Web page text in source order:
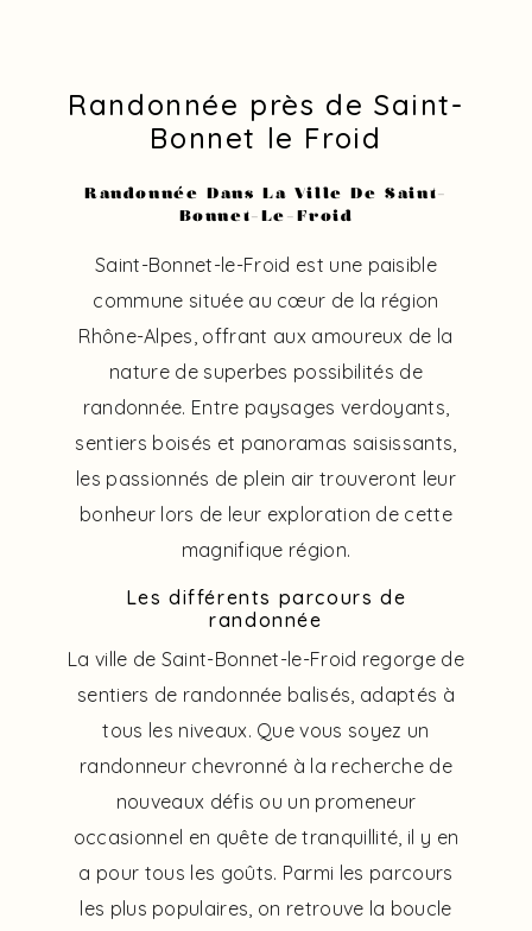
Randonnée près de Saint-
Bonnet le Froid
Randonnée Dans La Ville De Saint-
Bonnet-Le-Froid
Saint-Bonnet-le-Froid est une paisible
commune située au cœur de la région
Rhône-Alpes, offrant aux amoureux de la
nature de superbes possibilités de
randonnée. Entre paysages verdoyants,
sentiers boisés et panoramas saisissants,
les passionnés de plein air trouveront leur
bonheur lors de leur exploration de cette
magnifique région.
Les différents parcours de
randonnée
La ville de Saint-Bonnet-le-Froid regorge de
sentiers de randonnée balisés, adaptés à
tous les niveaux. Que vous soyez un
randonneur chevronné à la recherche de
nouveaux défis ou un promeneur
occasionnel en quête de tranquillité, il y en
a pour tous les goûts. Parmi les parcours
les plus populaires, on retrouve la boucle